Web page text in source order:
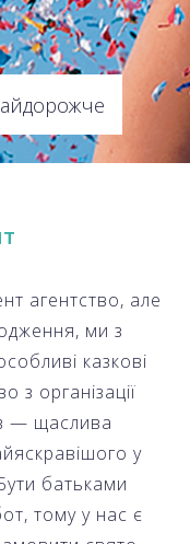
агентство, але
ми з
казкові
з організації
— щаслива
у
батьками
тому у нас є